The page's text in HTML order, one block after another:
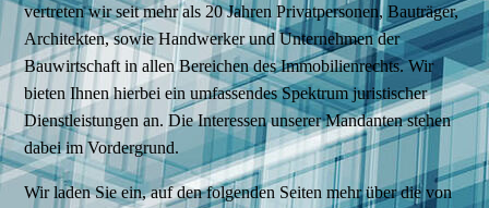
vertreten wir seit mehr als 20 Jahren Privatpersonen, Bauträger,
Architekten, sowie Handwerker und Unternehmen der
Bauwirtschaft in allen Bereichen des Immobilienrechts. Wir
bieten Ihnen hierbei ein umfassendes Spektrum juristischer
Dienstleistungen an. Die Interessen unserer Mandanten stehen
dabei im Vordergrund.
Wir laden Sie ein, auf den folgenden Seiten mehr über die von